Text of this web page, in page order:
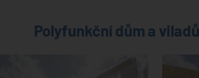
Polyfunkční dům a